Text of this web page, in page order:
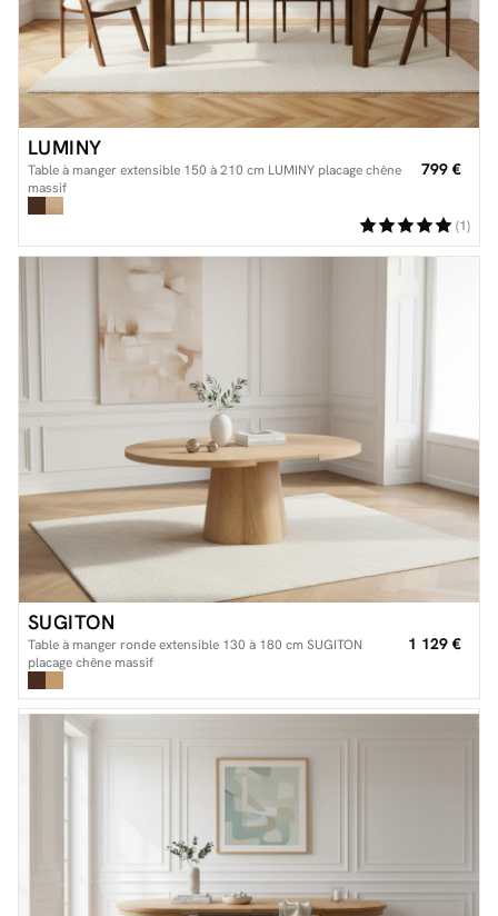
LUMINY
Table à manger extensible 150 à 210 cm LUMINY placage chêne
massif
799 €
(1)
SUGITON
Table à manger ronde extensible 130 à 180 cm SUGITON
placage chêne massif
1 129 €